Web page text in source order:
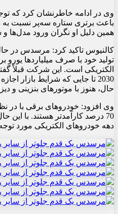
وی در ادامه خاطرنشان کرد که
باعث برتری ستاره سه‌پر نسبت
همین دلیل او نگران ورود مدل‌ها
کالنیوس تاکید کرد: مرسدس در
تولید خود با صرف میلیاردها
الکتریکی است. این شرکت قبلاً
2030 تا جایی که شرایط بازار
حال، هنوز با موتورهای بنزینی و
وی افزود: خودروهای برقی با در
70 درصد کارآمدتر هستند. با این
دهه خودروهای الکتریکی مورد